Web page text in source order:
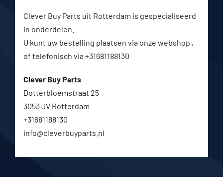
Clever Buy Parts uit Rotterdam is gespecialiseerd
in onderdelen.
U kunt uw bestelling plaatsen via onze webshop ,
of telefonisch via +31681188130
Clever Buy Parts
Dotterbloemstraat 25
3053 JV Rotterdam
+31681188130
info@cleverbuyparts.nl